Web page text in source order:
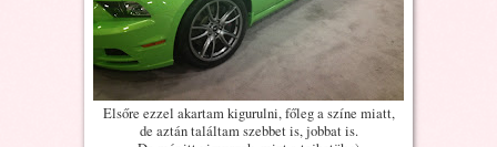
Elsőre ezzel akartam kigurulni, főleg a színe miatt,
de aztán találtam szebbet is, jobbat is.